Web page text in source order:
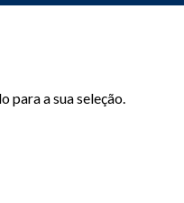
para a sua seleção.